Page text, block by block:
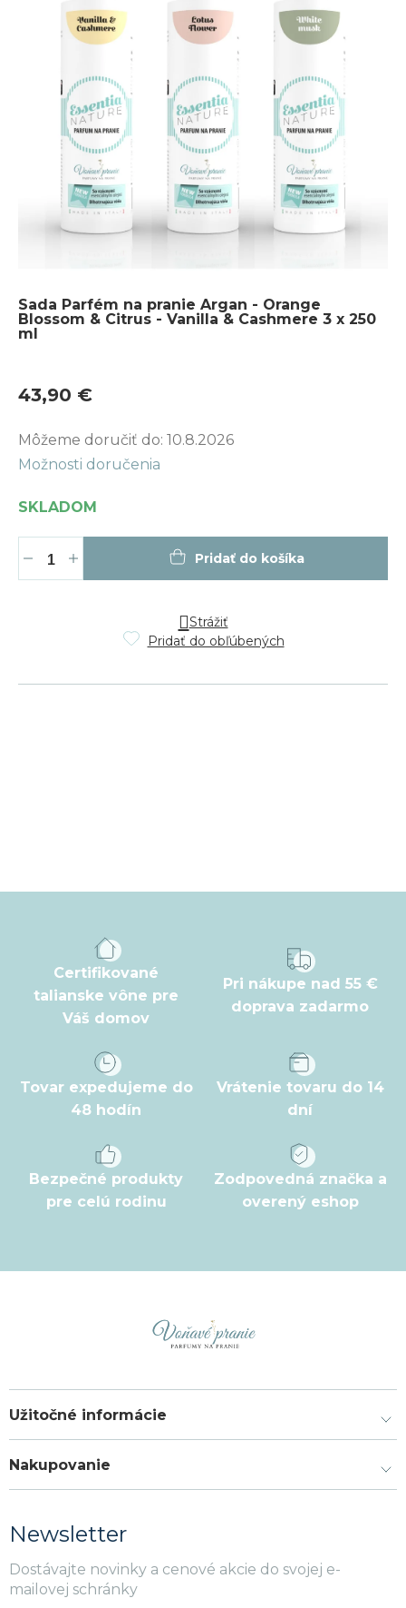
Sada Parfém na pranie Argan - Orange
Blossom & Citrus - Vanilla & Cashmere 3 x 250
ml
43,90 €
cena:
SKLADOM
Môžeme doručiť do: 10.8.2026
Možnosti doručenia
Pridať do košíka
Strážiť
Pridať do obľúbených
á
Certifikované
talianske vône pre
Váš domov
Pri nákupe nad 55 €
doprava zadarmo
Tovar expedujeme do
48 hodín
Vrátenie tovaru do 14
dní
Bezpečné produkty
pre celú rodinu
Zodpovedná značka a
overený eshop
Užitočné informácie
Nakupovanie
Newsletter
Dostávajte novinky a cenové akcie do svojej e-
mailovej schránky